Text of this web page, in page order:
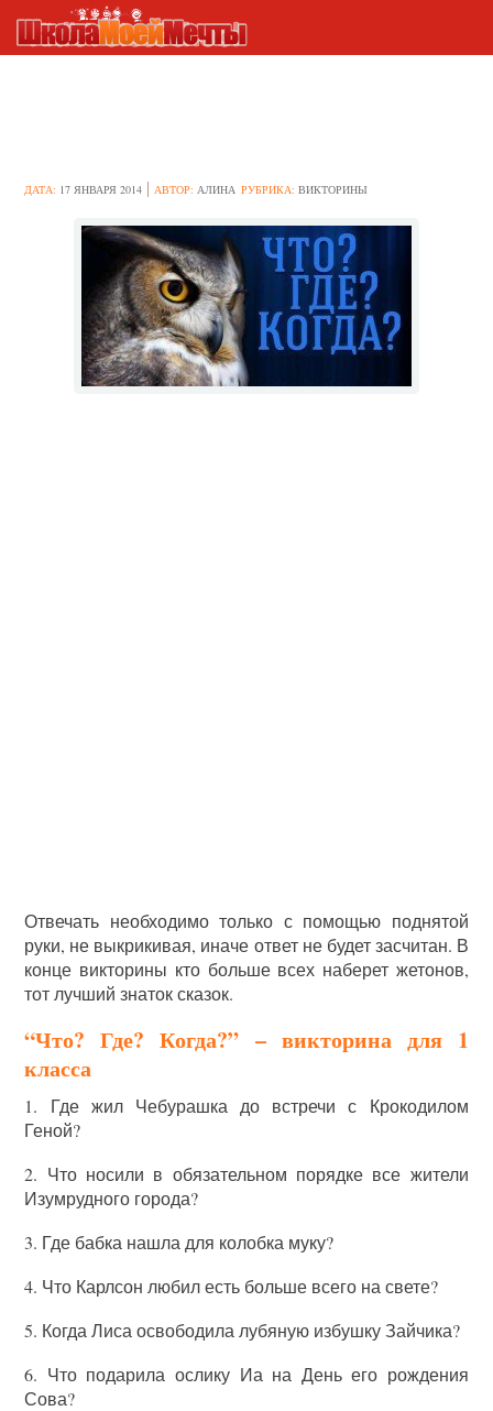
ДАТА: 17 ЯНВАРЯ 2014 АВТОР:АЛИНА РУБРИКА:ВИКТОРИНЫ
Отвечать необходимо только с помощью поднятой
руки, не выкрикивая, иначе ответ не будет засчитан. В
конце викторины кто больше всех наберет жетонов,
тот лучший знаток сказок.
“Что? Где? Когда?” – викторина для 1
класса
1. Где жил Чебурашка до встречи с Крокодилом
Геной?
2. Что носили в обязательном порядке все жители
Изумрудного города?
3. Где бабка нашла для колобка муку?
4. Что Карлсон любил есть больше всего на свете?
5. Когда Лиса освободила лубяную избушку Зайчика?
6. Что подарила ослику Иа на День его рождения
Сова?